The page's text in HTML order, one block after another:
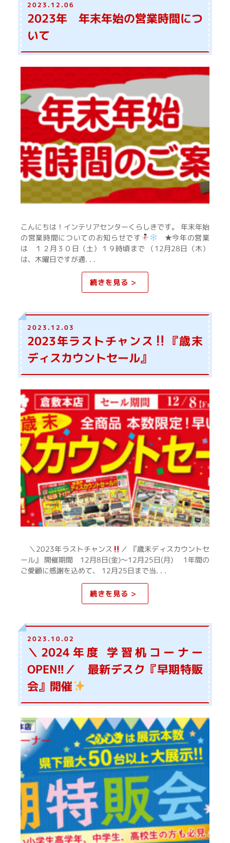
2023.12.06
2023年 年末年始の営業時間につ
いて
こんにちは！インテリアセンターくらしきです。 年末年始
の営業時間についてのお知らせです
★今年の営業
は １２月３０日（土）１９時頃まで （12月28日（木）
は、木曜日ですが通. . .
続きを見る >
2023.12.03
2023年ラストチャンス
『歳末
ディスカウントセール』
＼2023年ラストチャンス
／ 『歳末ディスカウントセ
ール』 開催期間 12月8日(金)～12月25日(月) 1年間の
ご愛顧に感謝を込めて、 12月25日まで当. . .
続きを見る >
2023.10.02
＼2024年度 学習机コーナー
OPEN!!／ 最新デスク『早期特販
会』開催